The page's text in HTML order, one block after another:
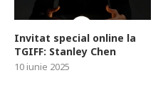
Invitat special online la
TGIFF: Stanley Chen
10 iunie 2025